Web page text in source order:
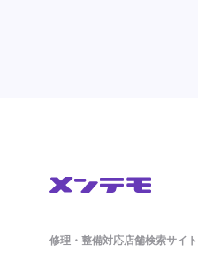
修理・整備対応店舗検索サイト